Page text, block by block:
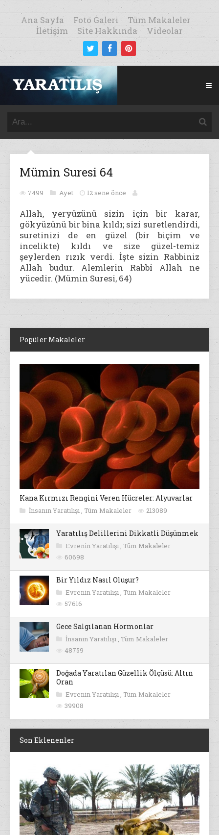
Ana Sayfa Foto Galeri
Tüm Makaleler
İletişim
Site Hakkında Videolar
Mümin Suresi 64
7499 Ayet 12 sene önce
Allah, yeryüzünü sizin için bir karar,
gökyüzünü bir bina kıldı; sizi suretlendirdi,
suretinizi de en güzel (bir biçim ve
incelikte) kıldı ve size güzel-temiz
şeylerden rızık verdi. İşte sizin Rabbiniz
Allah budur. Alemlerin Rabbi Allah ne
yücedir. (Mümin Suresi, 64)
Popüler Makaleler
Kana Kırmızı Rengini Veren Hücreler: Alyuvarlar
İnsanın Yaratılışı , Tüm Makaleler 213089
Yaratılış Delillerini Dikkatli Düşünmek
Evrenin Yaratılışı , Tüm Makaleler
60698
Bir Yıldız Nasıl Oluşur?
Evrenin Yaratılışı , Tüm Makaleler
57616
Gece Salgılanan Hormonlar
İnsanın Yaratılışı , Tüm Makaleler
48759
Doğada Yaratılan Güzellik Ölçüsü: Altın
Oran
Evrenin Yaratılışı , Tüm Makaleler
39908
Son Eklenenler